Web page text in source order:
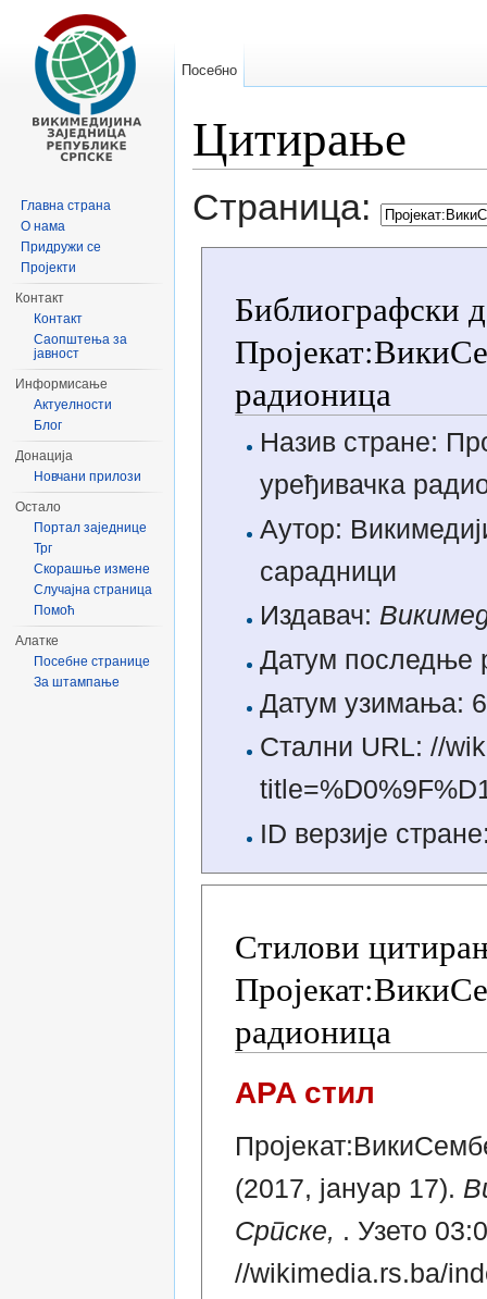
Цитирање
Иди на:навигацију,претрагу
Страница:
Библиографски
радионица
Назив стране:
уређивачка
Аутор:
сарадници
Издавач:
Датум последње
Датум узимања:
Стални URL: //
ID верзије
Стилови
радионица
APA стил
(2017, јануар 17).
Српске, . Узето
//wikimedia.rs.ba/
Посебно
Главна страна
О нама
Придружи се
Пројекти
Контакт
Контакт
Саопштења за
јавност
Информисање
Актуелности
Блог
Донација
Новчани прилози
Остало
Портал заједнице
Трг
Скорашње измене
Случајна страница
Помоћ
Алатке
Посебне странице
За штампање